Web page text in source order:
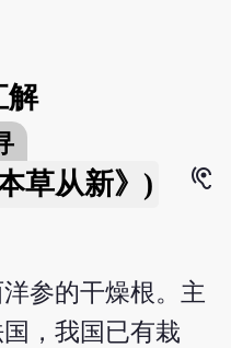
解
草从新》)
hearing
参的干燥根。主
，我国已有栽